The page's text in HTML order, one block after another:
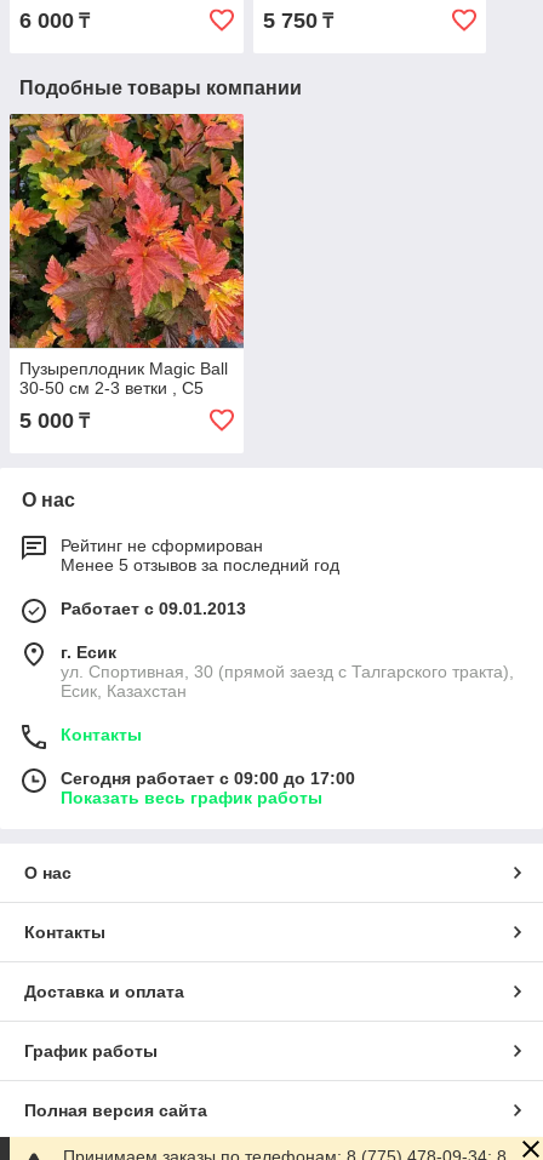
6 000 ₸ 5 750₸
Подобные товары компании
Пузыреплодник Magic Ball
30-50 см 2-3 ветки , С5
5 000 ₸
О нас
Рейтинг не сформирован
Менее 5 отзывов за последний год
Работает с 09.01.2013
г. Есик
ул. Спортивная, 30 (прямой заезд с Талгарского тракта),
Есик, Казахстан
Контакты
Сегодня работает с 09:00 до 17:00
Показать весь график работы
О нас
Контакты
Доставка и оплата
График работы
Полная версия сайта